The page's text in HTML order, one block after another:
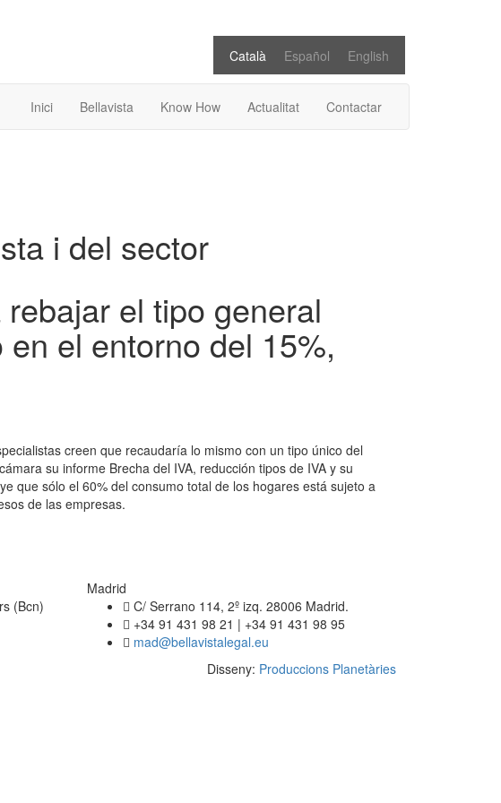
Català Español English
Inici Bellavista Know How Actualitat Contactar
i del sector
el tipo general
el entorno del 15%,
creen que recaudaría lo mismo con un tipo único del
su informe Brecha del IVA, reducción tipos de IVA y su
que sólo el 60% del consumo total de los hogares está sujeto a
de las empresas.
(Bcn)
Madrid
C/ Serrano 114, 2º izq. 28006 Madrid.
+34 91 431 98 21 | +34 91 431 98 95
mad@bellavistalegal.eu
Disseny: Produccions Planetàries